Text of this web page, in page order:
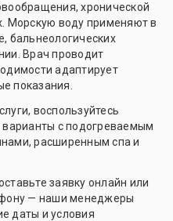
хронической
Морскую воду применяют в
бальнеологических
Врач проводит
адаптирует
показания.
воспользуйтесь
с подогреваемым
расширенным спа и
заявку онлайн или
— наши менеджеры
даты и условия